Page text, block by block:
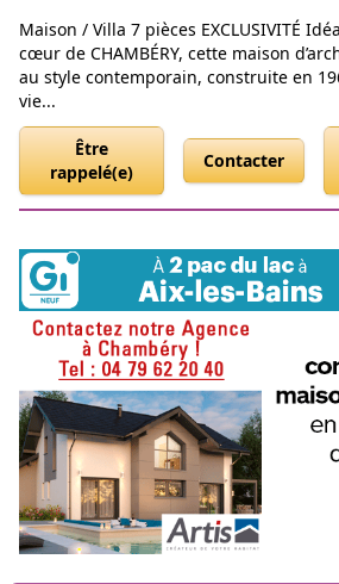
Maison / Villa 7 pièces EXCLUSIVITÉ
cœur de CHAMBÉRY, cette maison
au style contemporain, construite en
vie...
Être
rappelé(e)
Contacter